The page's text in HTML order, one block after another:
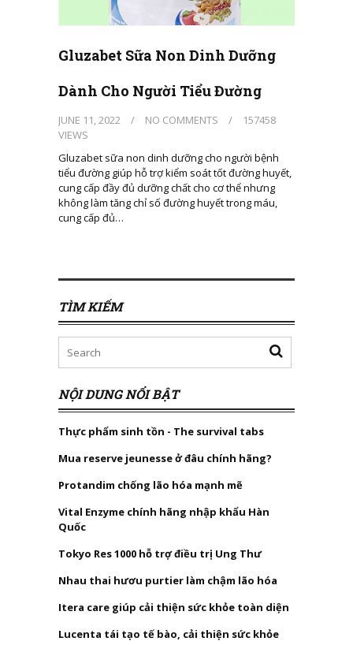
Gluzabet Sữa Non Dinh Dưỡng
Dành Cho Người Tiểu Đường
JUNE 11, 2022 / NO COMMENTS /
157458
VIEWS
Gluzabet sữa non dinh dưỡng cho người bệnh
tiểu đường giúp hỗ trợ kiểm soát tốt đường huyết,
cung cấp đầy đủ dưỡng chất cho cơ thể nhưng
không làm tăng chỉ số đường huyết trong máu,
cung cấp đủ…
TÌM KIẾM
NỘI DUNG NỔI BẬT
Thực phẩm sinh tồn - The survival tabs
Mua reserve jeunesse ở đâu chính hãng?
Protandim chống lão hóa mạnh mẽ
Vital Enzyme chính hãng nhập khẩu Hàn
Quốc
Tokyo Res 1000 hỗ trợ điều trị Ung Thư
Nhau thai hươu purtier làm chậm lão hóa
Itera care giúp cải thiện sức khỏe toàn diện
Lucenta tái tạo tế bào, cải thiện sức khỏe